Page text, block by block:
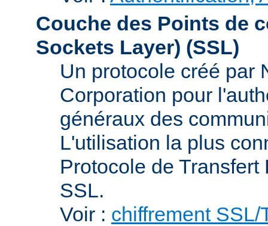
Couche des Points de
Sockets Layer) (SSL)
Un protocole créé par
Corporation pour
généraux des
L'utilisation la plus
Protocole de
SSL.
Voir : chiffrement SSL/